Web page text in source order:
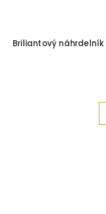
Briliantový náhrdelník